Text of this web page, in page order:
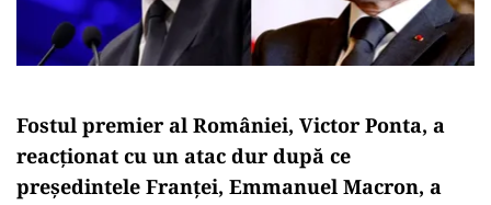
Fostul premier al României, Victor Ponta, a
reacționat cu un atac dur după ce
președintele Franței, Emmanuel Macron, a